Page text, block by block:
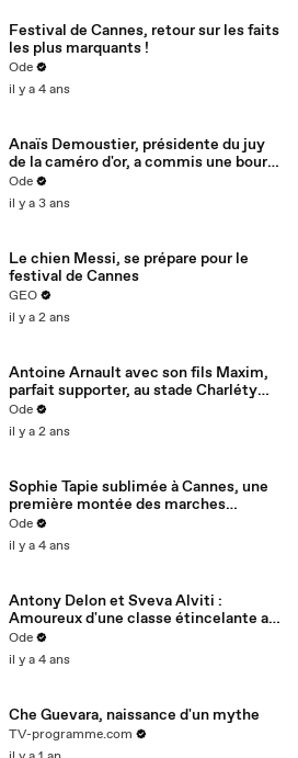
Festival de Cannes, retour sur les faits
les plus marquants !
Ode
il y a 4 ans
Anaïs Demoustier, présidente du juy
de la caméro d'or, a commis une bourde
lors de la cérémonie de clôture du 76e
Festival de Cannes.
Ode
il y a 3 ans
Le chien Messi, se prépare pour le
festival de Cannes
GEO
il y a 2 ans
Antoine Arnault avec son fils Maxim,
parfait supporter, au stade Charléty
face à Xavier Niel
Ode
il y a 2 ans
Sophie Tapie sublimée à Cannes, une
première montée des marches
inoubliable
Ode
il y a 4 ans
Antony Delon et Sveva Alviti :
Amoureux d'une classe étincelante au
Festival de Cannes
Ode
il y a 4 ans
Che Guevara, naissance d'un mythe
TV-programme.com